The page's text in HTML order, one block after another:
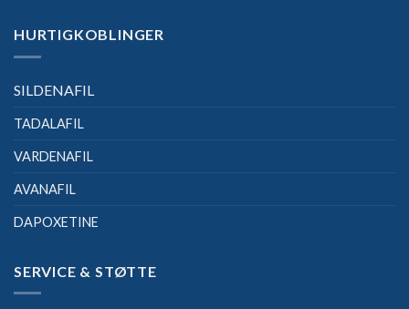
HURTIGKOBLINGER
SILDENAFIL
TADALAFIL
VARDENAFIL
AVANAFIL
DAPOXETINE
SERVICE & STØTTE